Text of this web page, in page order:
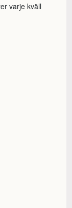
varje kväll